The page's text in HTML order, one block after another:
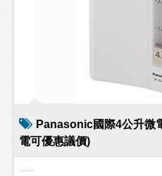
Panasonic國際4公升微
電可優惠議價)